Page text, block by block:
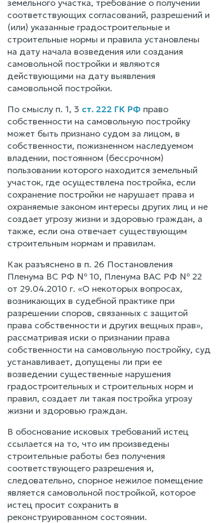
земельного участка, требование о получении
соответствующих согласований, разрешений и
(или) указанные градостроительные и
строительные нормы и правила установлены
на дату начала возведения или создания
самовольной постройки и являются
действующими на дату выявления
самовольной постройки.
По смыслу п. 1, 3 ст. 222 ГК РФ право
собственности на самовольную постройку
может быть признано судом за лицом, в
собственности, пожизненном наследуемом
владении, постоянном (бессрочном)
пользовании которого находится земельный
участок, где осуществлена постройка, если
сохранение постройки не нарушает права и
охраняемые законом интересы других лиц и не
создает угрозу жизни и здоровью граждан, а
также, если она отвечает существующим
строительным нормам и правилам.
Как разъяснено в п. 26 Постановления
Пленума ВС РФ № 10, Пленума ВАС РФ № 22
от 29.04.2010 г. «О некоторых вопросах,
возникающих в судебной практике при
разрешении споров, связанных с защитой
права собственности и других вещных прав»,
рассматривая иски о признании права
собственности на самовольную постройку, суд
устанавливает, допущены ли при ее
возведении существенные нарушения
градостроительных и строительных норм и
правил, создает ли такая постройка угрозу
жизни и здоровью граждан.
В обоснование исковых требований истец
ссылается на то, что им произведены
строительные работы без получения
соответствующего разрешения и,
следовательно, спорное нежилое помещение
является самовольной постройкой, которое
истец просит сохранить в
реконструированном состоянии.